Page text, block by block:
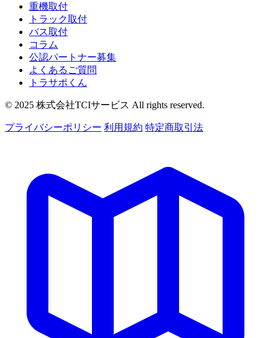
重機取付
トラック取付
バス取付
コラム
公認パートナー募集
よくあるご質問
トラサポくん
© 2025 株式会社TCIサービス All rights reserved.
プライバシーポリシー 利用規約 特定商取引法